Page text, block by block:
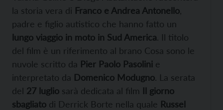
la storia vera di Franco e Andrea Antonello
padre e figlio autistico che hanno fatto un
lungo viaggio in moto in Sud America. Il titolo
del film è un riferimento al brano Cosa sono le
nuvole scritto da Pier Paolo Pasolini e
interpretato da Domenico Modugno. La serata
del 27 luglio sarà dedicata al film Il giorno
sbagliato di Derrick Borte nella quale Russel